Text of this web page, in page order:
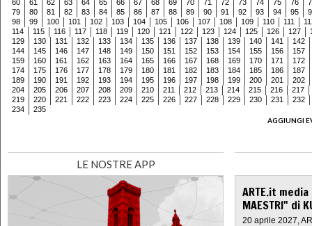
60 61 62 63 64 65 66 67 68 69 70 71 72 73 74 75 76
79
80 81 82 83 84 85 86 87 88 89 90 91 92 93 94 95
98
99 100 101 102 103 104 105 106 107 108 109 110 111
114
115 116 117 118 119 120 121 122 123 124 125 126 127
129
130 131 132 133 134 135 136 137 138 139 140 141
142
144
145 146 147 148 149 150 151 152 153 154 155 156
157
159
160 161 162 163 164 165 166 167 168 169 170 171
172
174
175 176 177 178 179 180 181 182 183 184 185 186
187
189
190 191 192 193 194 195 196 197 198 199 200 201
202
204
205 206 207 208 209 210 211 212 213 214 215 216
217
219
220 221 222 223 224 225 226 227 228 229 230 231
232
234
235
AGGIUNGI
LE NOSTRE APP
ARTE.it
MAESTRI" di
20 aprile 2027,